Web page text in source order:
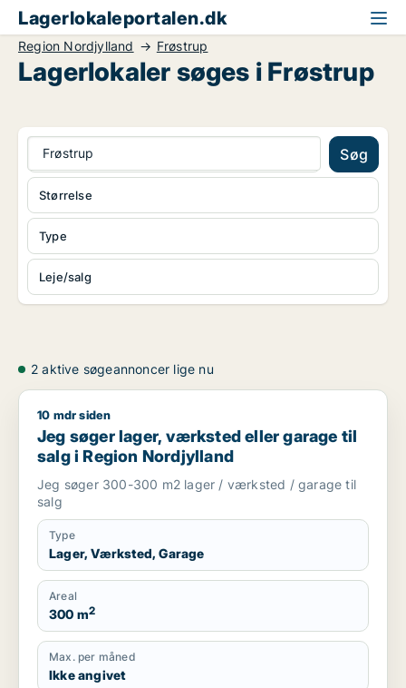
Lagerlokaleportalen.dk
Region Nordjylland Frøstrup
Lagerlokaler søges i Frøstrup
Frøstrup Søg
Type
Leje/salg
Størrelse
2 aktive søgeannoncer lige nu
Jeg søger lager, værksted eller garage til salg i Region
10 mdr siden
Jeg søger lager, værksted eller garage til
salg i Region Nordjylland
Jeg søger 300-300 m2 lager / værksted / garage til
salg
Type
Lager, Værksted, Garage
Areal
300 m2
Max. per måned
Ikke angivet